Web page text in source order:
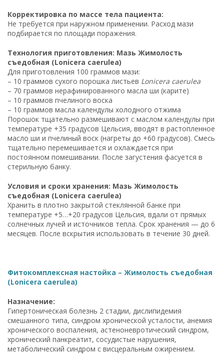
Корректировка по массе тела пациента:
Не требуется при наружном применении. Расход мази
подбирается по площади поражения.
Технология приготовления: Мазь Жимолость
съедобная (Lonicera caerulea)
Для приготовления 100 граммов мази:
– 10 граммов сухого порошка листьев Lonicera caerulea
– 70 граммов нерафинированного масла ши (карите)
– 10 граммов пчелиного воска
– 10 граммов масла календулы холодного отжима
Порошок тщательно размешивают с маслом календулы при
температуре +35 градусов Цельсия, вводят в растопленное
масло ши и пчелиный воск (нагреты до +60 градусов). Смесь
тщательно перемешивается и охлаждается при
постоянном помешивании. После загустения фасуется в
стерильную банку.
Условия и сроки хранения: Мазь Жимолость
съедобная (Lonicera caerulea)
Хранить в плотно закрытой стеклянной банке при
температуре +5…+20 градусов Цельсия, вдали от прямых
солнечных лучей и источников тепла. Срок хранения — до 6
месяцев. После вскрытия использовать в течение 30 дней.
Фитокомплексная настойка – Жимолость съедобная
(Lonicera caerulea)
Назначение:
Гипертоническая болезнь 2 стадии, дислипидемия
смешанного типа, синдром хронической усталости, анемия
хронического воспаления, астеноневротический синдром,
хронический панкреатит, сосудистые нарушения,
метаболический синдром с висцеральным ожирением.